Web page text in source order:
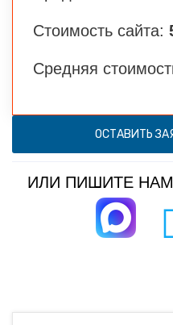
Стоимость сайта:
Средняя
ОСТАВИТЬ
ИЛИ ПИШИТЕ